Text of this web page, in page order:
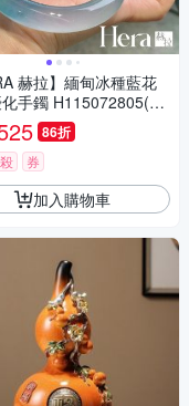
赫拉】緬甸冰種藍花
手鐲 H115072805(緬
藍花 翡翠 優化 手鐲)
86折
券
加入購物車